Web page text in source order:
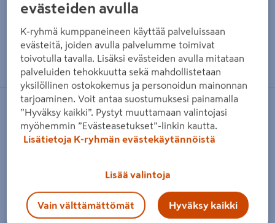
Zoomaa kuvaa sormilla kosketusnäytöllä
Akkutrimmeri Bosch Advanced
BrushCut 36V-23-750 Solo
BOSCH GREEN
502568787 EAN-koodi 4059952636429
Boschin 36V:n akkutrimmeri puutarhan siistimiseen.
Hiiliharjaton moottori, nopeuden säätö, Syneon -
evästeiden avulla
K-ryhmä kumppaneineen käyttää palveluissaan
evästeitä, joiden avulla palvelumme toimivat
toivotulla tavalla. Lisäksi evästeiden avulla mitataan
palveluiden tehokkuutta sekä mahdollistetaan
yksilöllinen ostokokemus ja personoidun mainonnan
tarjoaminen. Voit antaa suostumuksesi painamalla
”Hyväksy kaikki”. Pystyt muuttamaan valintojasi
myöhemmin ”Evästeasetukset”-linkin kautta.
Lisätietoja K-ryhmän evästekäytännöistä
Lisää valintoja
Vain välttämättömät Hyväksy kaikki